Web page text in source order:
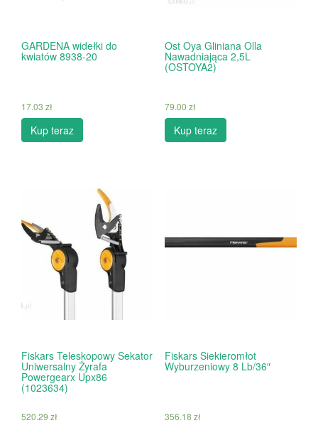
GARDENA widełki do
kwiatów 8938-20
17.03 zł
Kup teraz
Ost Oya Gliniana Olla
Nawadniająca 2,5L
(OSTOYA2)
79.00 zł
Kup teraz
Fiskars Teleskopowy Sekator
Uniwersalny Żyrafa
Powergearx Upx86
(1023634)
520.29 zł
Fiskars Siekieromłot
Wyburzeniowy 8 Lb/36″
356.18 zł